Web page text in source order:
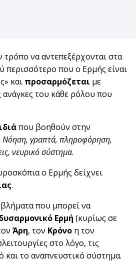
να αντεπεξέρχονται στα
περισσότερο που ο Ερμής είναι
και προσαρμόζεται με
ανάγκες του κάθε ρόλου που
που βοηθούν στην
Νόηση, γραπτά, πληροφόρηση,
νευρικό σύστημα.
ο Ερμής δείχνει
.
που μπορεί να
Ερμή (κυρίως σε
Άρη, τον Κρόνο η τον
στο λόγο, τις
και το αναπνευστικό σύστημα.